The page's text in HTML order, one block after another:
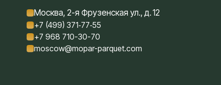
Москва, 2-я Фрузенская ул., д. 12
+7 (499) 371‑77‑55
+7 968 710-30-70
moscow@mopar-parquet.com